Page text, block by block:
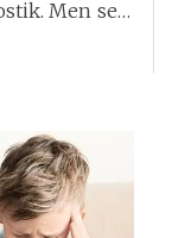
Men selv